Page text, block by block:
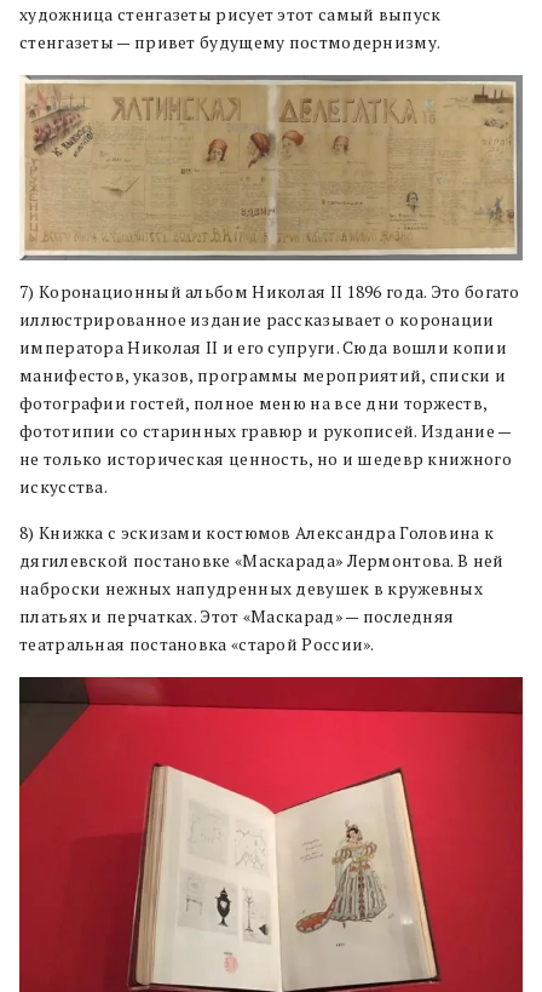
художница стенгазеты рисует этот самый выпуск
стенгазеты — привет будущему постмодернизму.
7) Коронационный альбом Николая II 1896 года. Это богато
иллюстрированное издание рассказывает о коронации
императора Николая II и его супруги. Сюда вошли копии
манифестов, указов, программы мероприятий, списки и
фотографии гостей, полное меню на все дни торжеств,
фототипии со старинных гравюр и рукописей. Издание —
не только историческая ценность, но и шедевр книжного
искусства.
8) Книжка с эскизами костюмов Александра Головина к
дягилевской постановке «Маскарада» Лермонтова. В ней
наброски нежных напудренных девушек в кружевных
платьях и перчатках. Этот «Маскарад» — последняя
театральная постановка «старой России».